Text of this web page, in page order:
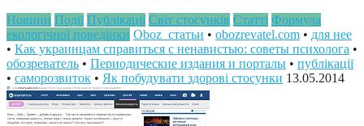
Новини Події Публікації Світ стосунків Статті Формула
екологічної поведінки Oboz_статьи • obozrevatel.com • для нее
• Как украинцам справиться с ненавистью: советы психолога •
обозреватель • Периодические издания и порталы • публікації
• саморозвиток • Як побудувати здорові стосунки 13.05.2014